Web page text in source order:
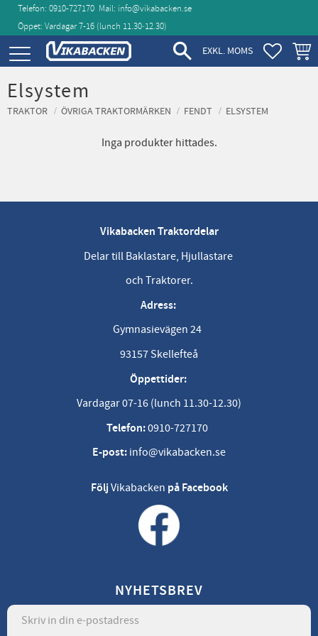
Meny
Telefon: 0910-727170 Mail: info@vikabacken.se
Öppet: Vardagar 7-16 (lunch 11.30‑12.30)
EXKL. MOMS
Elsystem
TRAKTOR ÖVRIGA TRAKTORMÄRKEN FENDT ELSYSTEM
Inga produkter hittades.
Vikabacken Traktordelar
Delar till Baklastare, Hjullastare
och Traktorer.
Adress:
Gymnasievägen 24
93157 Skellefteå
Öppettider:
Vardagar 07-16 (lunch 11.30-12.30)
Telefon:0910-727170
E-post: info@vikabacken.se
FöljVikabacken på Facebook
NYHETSBREV